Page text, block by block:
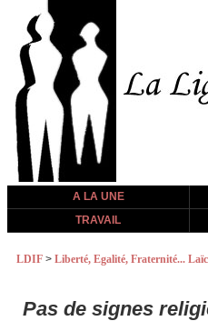
A LA UNE
TRAVAIL
LDIF > Liberté, Egalité, Fraternité...
Pas de signes